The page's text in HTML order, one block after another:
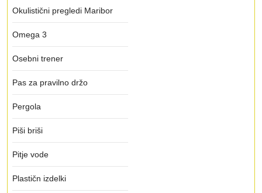
Okulistični pregledi Maribor
Omega 3
Osebni trener
Pas za pravilno držo
Pergola
Piši briši
Pitje vode
Plastičn izdelki